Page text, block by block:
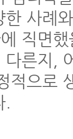
한 사례
직면
다른지,
적으로
.